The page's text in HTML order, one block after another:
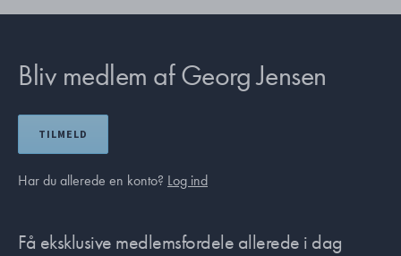
Bliv medlem af Georg Jensen
TILMELD
Har du allerede en konto? Log ind
Få eksklusive medlemsfordele allerede i dag